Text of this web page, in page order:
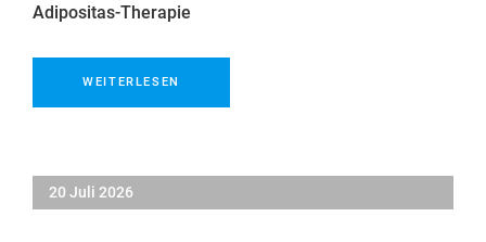
Adipositas-Therapie
WEITERLESEN
20 Juli 2026